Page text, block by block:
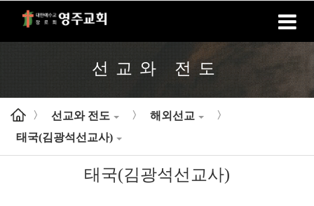
홈 로그인 회원가입
선교와 전도
> 선교와 전도 > 해외선교 >
태국(김광석선교사)
태국(김광석선교사)